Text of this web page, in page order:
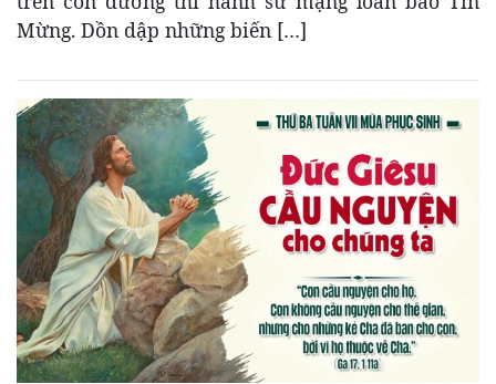
Mừng. Dồn dập những biến […]